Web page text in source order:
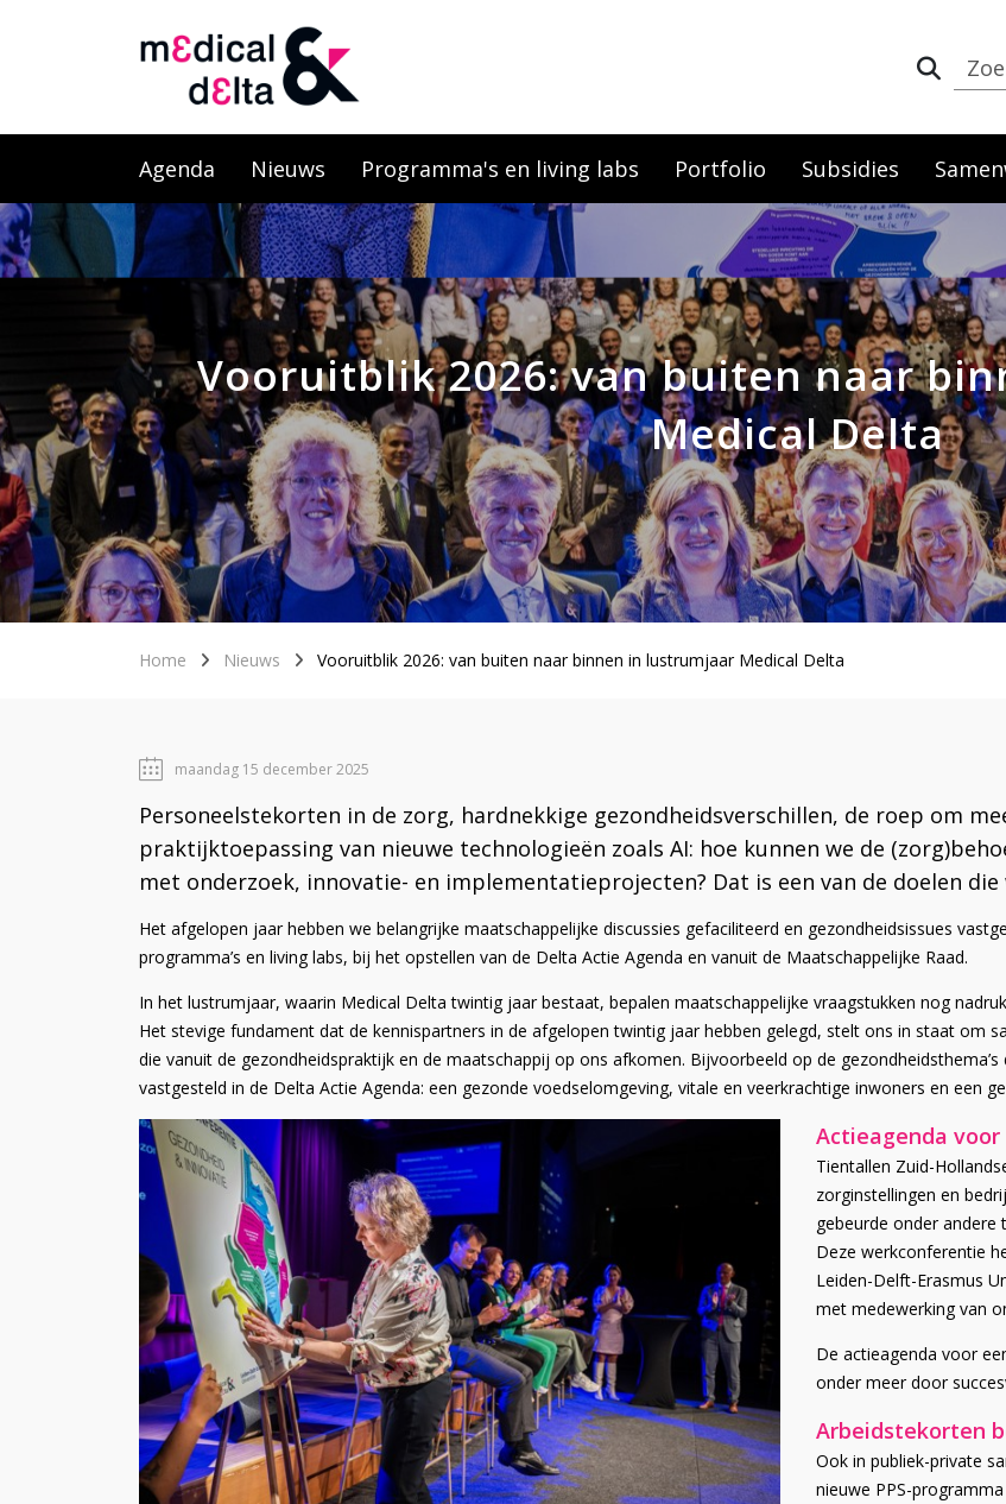
Agenda Nieuws Programma's en living labs Portfolio Subsidies
Vooruitblik 2026: van buiten naar
Medical Delta
Home Nieuws Vooruitblik 2026: van buiten naar binnen in lustrumjaar Medical Delta
maandag 15 december 2025
Personeelstekorten in de zorg, hardnekkige gezondheidsverschillen, de roep om
praktijktoepassing van nieuwe technologieën zoals AI: hoe kunnen we de
met onderzoek, innovatie- en implementatieprojecten? Dat is een van de doelen die
Het afgelopen jaar hebben we belangrijke maatschappelijke discussies gefaciliteerd en gezondheidsissues
programma’s en living labs, bij het opstellen van de Delta Actie Agenda en vanuit de Maatschappelijke Raad.
In het lustrumjaar, waarin Medical Delta twintig jaar bestaat, bepalen maatschappelijke vraagstukken nog
Het stevige fundament dat de kennispartners in de afgelopen twintig jaar hebben gelegd, stelt ons in staat om
die vanuit de gezondheidspraktijk en de maatschappij op ons afkomen. Bijvoorbeeld op de
vastgesteld in de Delta Actie Agenda: een gezonde voedselomgeving, vitale en veerkrachtige inwoners en een
Actieagenda
Tientallen Zuid-
zorginstellingen en
gebeurde onder andere
Deze werkconferentie
Leiden-Delft-Erasmus
met medewerking van
De actieagenda voor
onder meer door
Arbeidstekorten
Ook in publiek-private
nieuwe PPS-programma